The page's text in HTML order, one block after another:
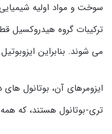
سوخت و مواد اولیه
ترکیبات گروه
می شوند. بنابراین
تری-بوتانول هستند، که